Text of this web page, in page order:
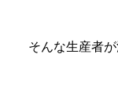
そんな生産者が